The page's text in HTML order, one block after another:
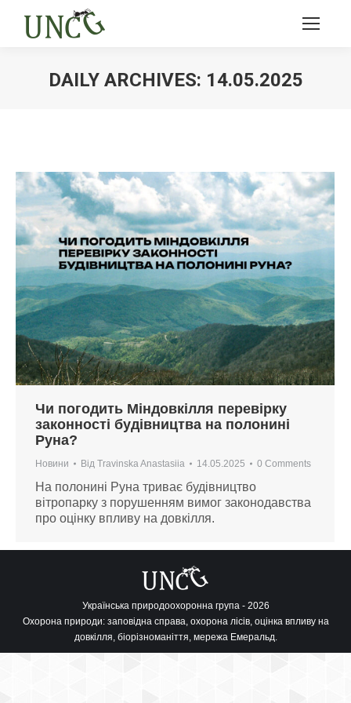
DAILY ARCHIVES: 14.05.2025
Чи погодить Міндовкілля перевірку
законності будівництва на полонині
Руна?
Новини Від Travinska Anastasiia 14.05.2025 0 Comments
На полонині Руна триває будівництво
вітропарку з порушенням вимог законодавства
про оцінку впливу на довкілля.
Українська природоохоронна група - 2026
Охорона природи: заповідна справа, охорона лісів, оцінка впливу на
довкілля, біорізноманіття, мережа Емеральд.